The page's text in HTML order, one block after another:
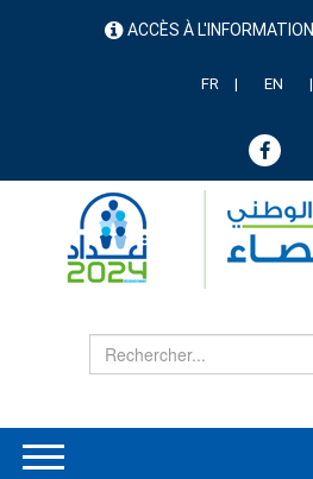
menu ACCÈS À L'INFORMATION
FR EN